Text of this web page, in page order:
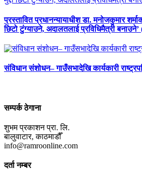
प्रस्तावित प्रधानन्यायाधीश डा. मनोजकुमार
छिटो टुंग्याउने, अदालतलाई प्रविधिमैत्री बनाउने’
संविधान संशोधन– गाउँसभादेखि कार्यकारी
सम्पर्क ठेगाना
शुभम प्रकाशन प्रा. लि.
बालुवाटार, काठमाडौँ
info@ramroonline.com
दर्ता नम्बर